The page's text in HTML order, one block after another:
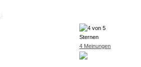
4 Meinungen